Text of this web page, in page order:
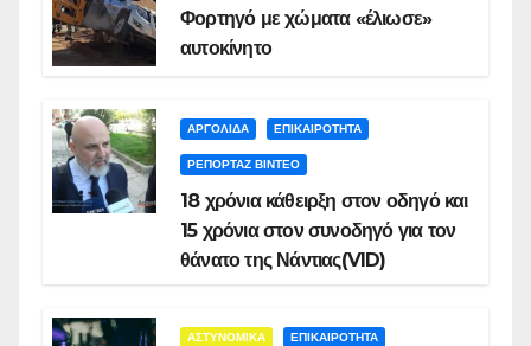
Φορτηγό με χώματα «έλιωσε»
αυτοκίνητο
ΑΡΓΟΛΙΔΑ ΕΠΙΚΑΙΡΟΤΗΤΑ
ΡΕΠΟΡΤΑΖ ΒΙΝΤΕΟ
18 χρόνια κάθειρξη στον οδηγό και
15 χρόνια στον συνοδηγό για τον
θάνατο της Νάντιας(VID)
ΑΣΤΥΝΟΜΙΚΑ ΕΠΙΚΑΙΡΟΤΗΤΑ